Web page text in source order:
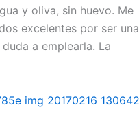
y oliva, sin huevo. Me
excelentes por ser una
a emplearla. La